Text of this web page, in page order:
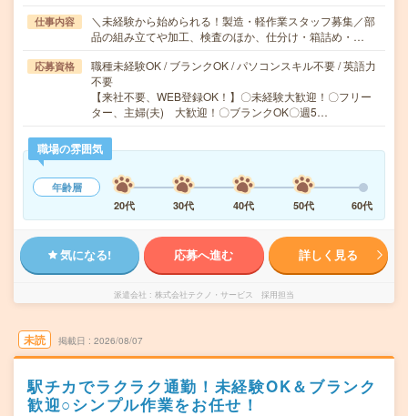
仕事内容
＼未経験から始められる！製造・軽作業スタッフ募集／部
品の組み立てや加工、検査のほか、仕分け・箱詰め・…
応募資格
職種未経験OK / ブランクOK / パソコンスキル不要 / 英語力
不要
【来社不要、WEB登録OK！】〇未経験大歓迎！〇フリー
ター、主婦(夫) 大歓迎！〇ブランクOK〇週5…
職場の雰囲気
年齢層
20代
30代 40代 50代 60代
気になる! 応募へ進む 詳しく見る
派遣会社 株式会社テクノ・サービス 採用担当
未読 掲載日 2026/08/07
駅チカでラクラク通勤！未経験OK＆ブランク
歓迎○シンプル作業をお任せ！